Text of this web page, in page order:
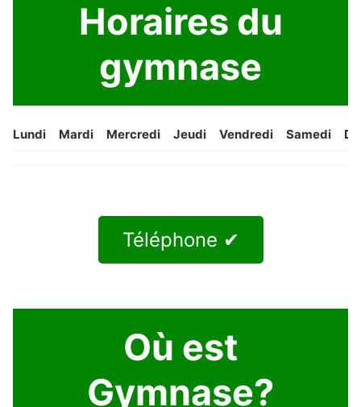
Horaires du
gymnase
Lundi Mardi Mercredi Jeudi Vendredi Samedi
Téléphone ✔
Où est
Gymnase?